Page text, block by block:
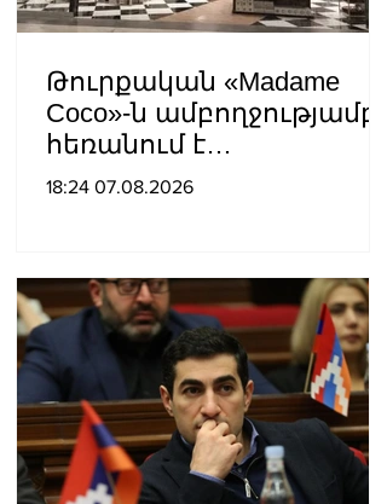
Թուրքական «Madame
Coco»-ն ամբողջությամբ
հեռանում է
Ռուսաստանից․ կփակվի
18:24 07.08.2026